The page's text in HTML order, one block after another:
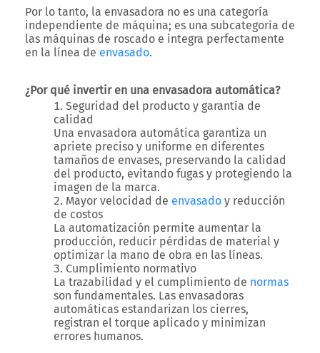
Por lo tanto, la envasadora no es una categoría
independiente de máquina; es una subcategoría de
las máquinas de roscado e integra perfectamente
en la línea de envasado.
¿Por qué invertir en una envasadora automática?
Seguridad del producto y garantía de
calidad
Una envasadora automática garantiza un
apriete preciso y uniforme en diferentes
tamaños de envases, preservando la calidad
del producto, evitando fugas y protegiendo la
imagen de la marca.
Mayor velocidad de envasado y reducción
de costos
La automatización permite aumentar la
producción, reducir pérdidas de material y
optimizar la mano de obra en las líneas.
Cumplimiento normativo
La trazabilidad y el cumplimiento de normas
son fundamentales. Las envasadoras
automáticas estandarizan los cierres,
registran el torque aplicado y minimizan
errores humanos.